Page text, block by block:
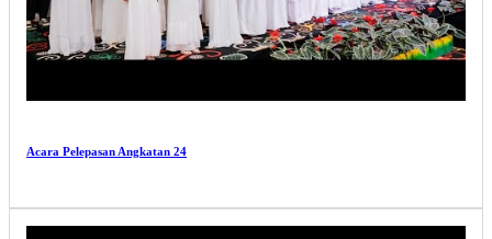
Acara Pelepasan Angkatan 24